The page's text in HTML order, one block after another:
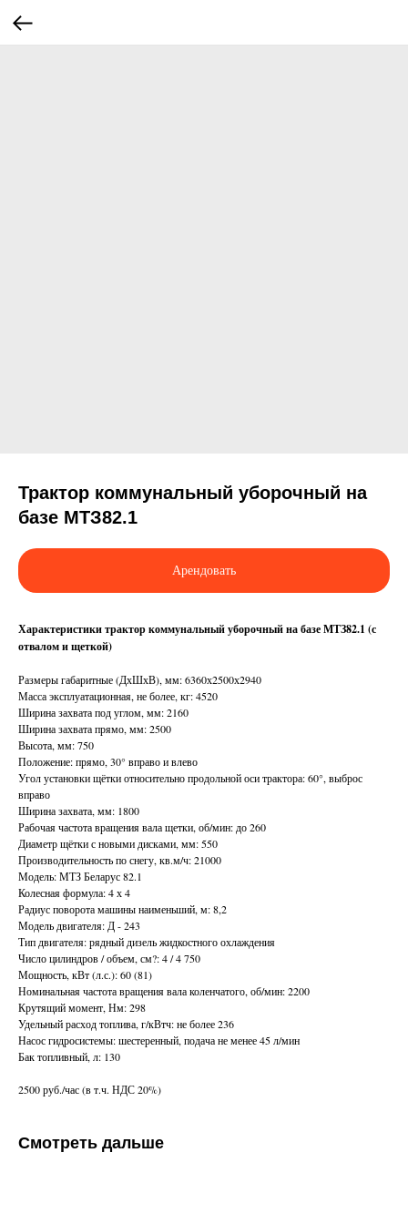
Трактор коммунальный уборочный на
базе МТЗ82.1
Арендовать
Характеристики трактор коммунальный уборочный на базе МТЗ82.1 (с
отвалом и щеткой)
Размеры габаритные (ДхШхВ), мм: 6360х2500х2940
Масса эксплуатационная, не более, кг: 4520
Ширина захвата под углом, мм: 2160
Ширина захвата прямо, мм: 2500
Высота, мм: 750
Положение: прямо, 30° вправо и влево
Угол установки щётки относительно продольной оси трактора: 60°, выброс
вправо
Ширина захвата, мм: 1800
Рабочая частота вращения вала щетки, об/мин: до 260
Диаметр щётки с новыми дисками, мм: 550
Производительность по снегу, кв.м/ч: 21000
Модель: МТЗ Беларус 82.1
Колесная формула: 4 х 4
Радиус поворота машины наименьший, м: 8,2
Модель двигателя: Д - 243
Тип двигателя: рядный дизель жидкостного охлаждения
Число цилиндров / объем, см?: 4 / 4 750
Мощность, кВт (л.с.): 60 (81)
Номинальная частота вращения вала коленчатого, об/мин: 2200
Крутящий момент, Нм: 298
Удельный расход топлива, г/кВтч: не более 236
Насос гидросистемы: шестеренный, подача не менее 45 л/мин
Бак топливный, л: 130
2500 руб./час (в т.ч. НДС 20%)
Смотреть дальше